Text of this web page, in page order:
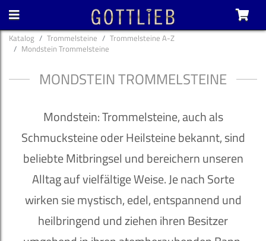
Katalog Trommelsteine
Trommelsteine A-Z
Mondstein Trommelsteine
MONDSTEIN TROMMELSTEINE
Mondstein: Trommelsteine, auch als
Schmucksteine oder Heilsteine bekannt, sind
beliebte Mitbringsel und bereichern unseren
Alltag auf vielfältige Weise. Je nach Sorte
wirken sie mystisch, edel, entspannend und
heilbringend und ziehen ihren Besitzer